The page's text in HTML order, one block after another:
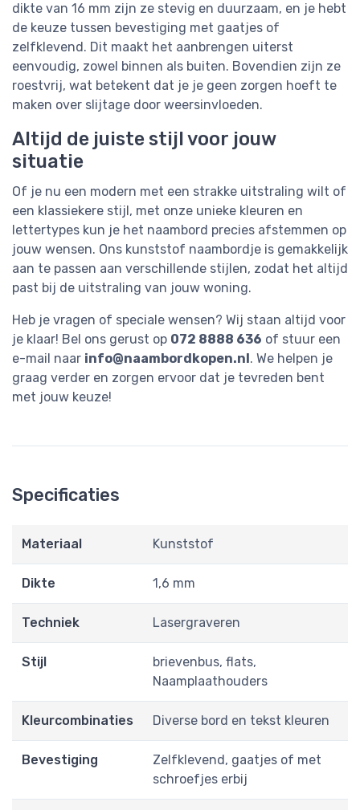
dikte van 16 mm zijn ze stevig en duurzaam, en je hebt
de keuze tussen bevestiging met gaatjes of
zelfklevend. Dit maakt het aanbrengen uiterst
eenvoudig, zowel binnen als buiten. Bovendien zijn ze
roestvrij, wat betekent dat je je geen zorgen hoeft te
maken over slijtage door weersinvloeden.
Altijd de juiste stijl voor jouw
situatie
Of je nu een modern met een strakke uitstraling wilt of
een klassiekere stijl, met onze unieke kleuren en
lettertypes kun je het naambord precies afstemmen op
jouw wensen. Ons kunststof naambordje is gemakkelijk
aan te passen aan verschillende stijlen, zodat het altijd
past bij de uitstraling van jouw woning.
Heb je vragen of speciale wensen? Wij staan altijd voor
je klaar! Bel ons gerust op 072 8888 636 of stuur een
e-mail naar info@naambordkopen.nl . We helpen je
graag verder en zorgen ervoor dat je tevreden bent
met jouw keuze!
Specificaties
Materiaal Kunststof
Dikte 1,6 mm
Techniek Lasergraveren
Stijl
brievenbus, flats,
Naamplaathouders
Kleurcombinaties Diverse bord en tekst kleuren
Bevestiging
Zelfklevend, gaatjes of met
schroefjes erbij